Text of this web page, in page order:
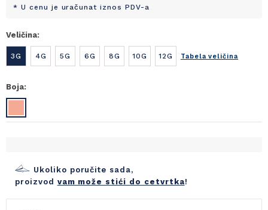
* U cenu je uračunat iznos PDV-a
Veličina:
3G 4G 5G 6G 8G 10G 12G Tabela veličina
Boja:
Ukoliko poručite sada,
proizvod vam može stići do cetvrtka!